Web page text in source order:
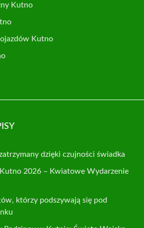
Kutno
Kutno
dzięki czujności świadka
2026 – Kwiatowe Wydarzenie
którzy podszywają się pod